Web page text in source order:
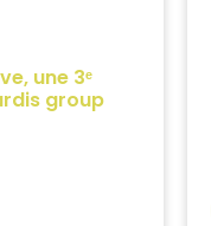
une 3ᵉ
group